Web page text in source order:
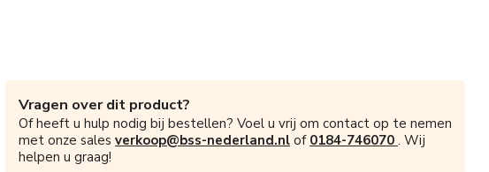
Vragen over dit product?
Of heeft u hulp nodig bij bestellen? Voel u vrij om contact op te nemen
met onze sales verkoop@bss-nederland.nl of 0184-746070 . Wij
helpen u graag!